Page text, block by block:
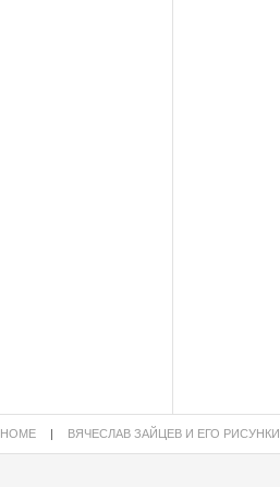
HOME | ВЯЧЕСЛАВ ЗАЙЦЕВ И ЕГО РИСУНКИ.